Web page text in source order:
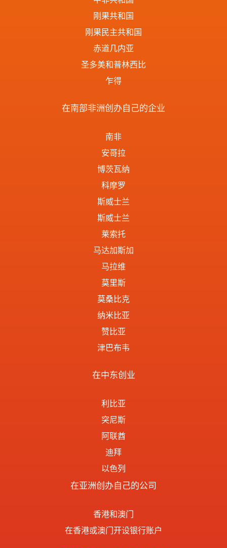
刚果共和国
刚果民主共和国
赤道几内亚
圣多美和普林西比
乍得
在南部非洲创办自己的企业
南非
安哥拉
博茨瓦纳
科摩罗
斯威士兰
斯威士兰
莱索托
马达加斯加
马拉维
莫里斯
莫桑比克
纳米比亚
赞比亚
津巴布韦
在中东创业
利比亚
突尼斯
阿联酋
迪拜
以色列
在亚洲创办自己的公司
香港和澳门
在香港或澳门开设银行账户